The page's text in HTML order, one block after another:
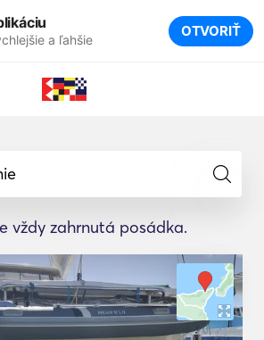
a ľahšie OTVORIŤ
vždy zahrnutá posádka.